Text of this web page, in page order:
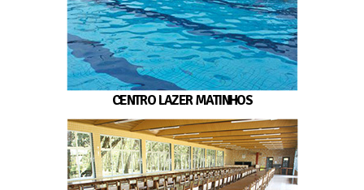
CENTRO LAZER MATINHOS